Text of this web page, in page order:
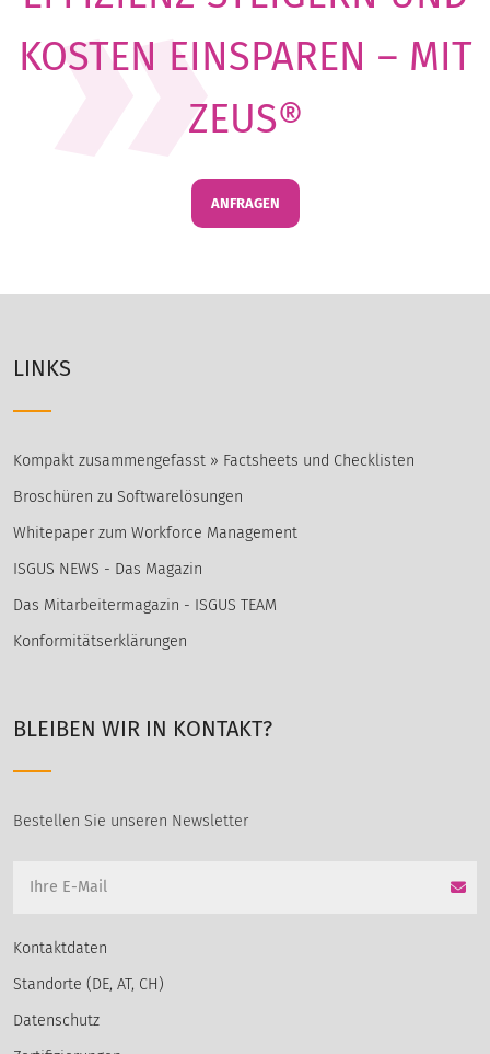
KOSTEN EINSPAREN – MIT
ZEUS®
ANFRAGEN
LINKS
Kompakt zusammengefasst » Factsheets und Checklisten
Broschüren zu Softwarelösungen
Whitepaper zum Workforce Management
ISGUS NEWS - Das Magazin
Das Mitarbeitermagazin - ISGUS TEAM
Konformitätserklärungen
BLEIBEN WIR IN KONTAKT?
Bestellen Sie unseren Newsletter
Kontaktdaten
Standorte (DE, AT, CH)
Datenschutz